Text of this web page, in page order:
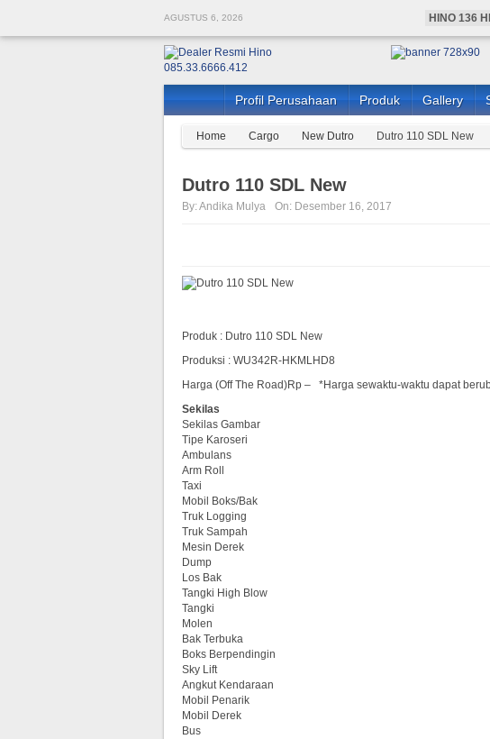
AGUSTUS 6, 2026
HINO 136
BUS HINO
HARGA
HARGA
Profil Perusahaan Produk Gallery
Home Cargo New Dutro Dutro 110 SDL New
Dutro 110 SDL New
By:Andika Mulya On: Desember 16, 2017
Produk : Dutro 110 SDL New
Produksi : WU342R-HKMLHD8
Harga (Off The Road)Rp – *Harga sewaktu-waktu dapat
Sekilas
Sekilas Gambar
Tipe Karoseri
Ambulans
Arm Roll
Taxi
Mobil Boks/Bak
Truk Logging
Truk Sampah
Mesin Derek
Dump
Los Bak
Tangki High Blow
Tangki
Molen
Bak Terbuka
Boks Berpendingin
Sky Lift
Angkut Kendaraan
Mobil Penarik
Mobil Derek
Bus